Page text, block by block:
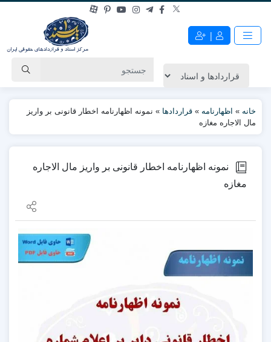
|
خانه » اظهارنامه » قراردادها » نمونه اظهارنامه اخطار قانونی بر واریز
مال الاجاره مغازه
نمونه اظهارنامه اخطار قانونی بر واریز مال الاجاره
مغازه